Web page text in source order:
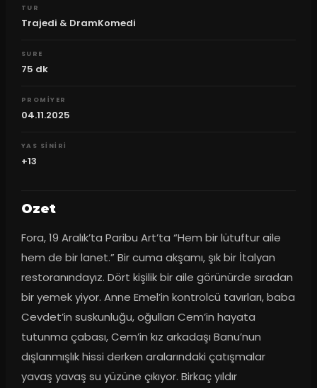
TUR
Trajedi & DramKomedi
SURE
75 dk
PROMIYER
04.11.2025
YAS SINIRI
+13
Ozet
Fora, 19 Aralık’ta Paribu Art’ta “Hem bir lütuftur aile
hem de bir lanet.” Bir cuma akşamı, şık bir İtalyan
restoranındayız. Dört kişilik bir aile görünürde sıradan
bir yemek yiyor. Anne Emel’in kontrolcü tavırları, baba
Cevdet’in suskunluğu, oğulları Cem’in hayata
tutunma çabası, Cem’in kız arkadaşı Banu’nun
dışlanmışlık hissi derken aralarındaki çatışmalar
yavaş yavaş su yüzüne çıkıyor. Birkaç yıldır